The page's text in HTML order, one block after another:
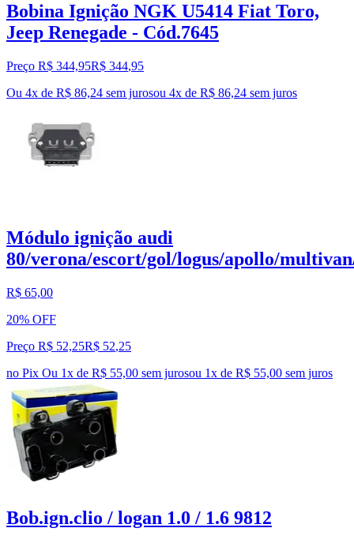
Bobina Ignição NGK U5414 Fiat Toro,
Jeep Renegade - Cód.7645
Preço R$ 344,95R$ 344,95
Ou 4x de R$ 86,24 sem jurosou 4x de R$ 86,24 sem juros
Módulo ignição audi
80/verona/escort/gol/logus/apollo/
R$ 65,00
20% OFF
Preço R$ 52,25R$ 52,25
no Pix Ou 1x de R$ 55,00 sem jurosou 1x de R$ 55,00 sem juros
Bob.ign.clio / logan 1.0 / 1.6 9812